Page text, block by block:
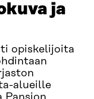
ja
opiskelijoita
alueille